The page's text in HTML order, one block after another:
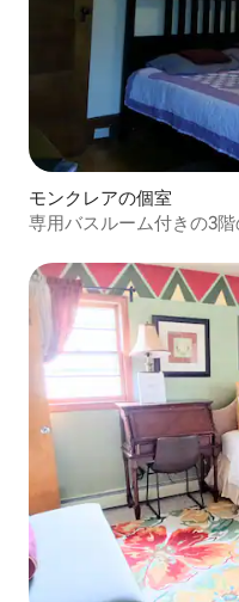
モンクレアの個室
専用バスルーム付きの3階